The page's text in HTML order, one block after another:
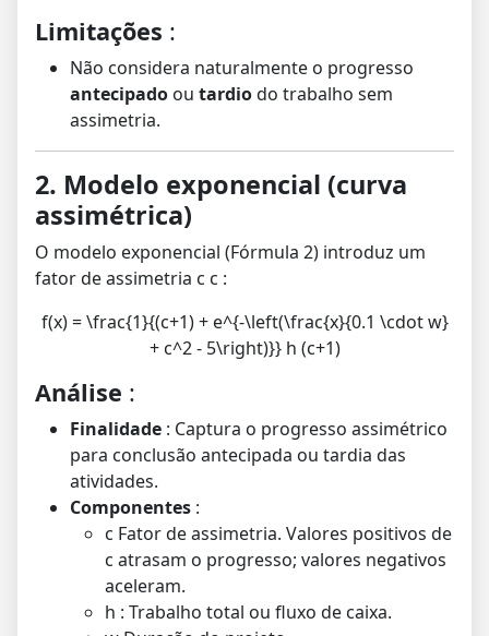
Limitações :
Não considera naturalmente o progresso
antecipado ou tardiodo trabalho sem
assimetria.
2. Modelo exponencial (curva
assimétrica)
O modelo exponencial (Fórmula 2) introduz um
fator de assimetria c c :
f(x) = \frac{1}{(c+1) + e^{-\left(\frac{x}{0.1 \cdot w}
+ c^2 - 5\right)}} h (c+1)
Análise :
Finalidade : Captura o progresso assimétrico
para conclusão antecipada ou tardia das
atividades.
Componentes :
c Fator de assimetria. Valores positivos de
c atrasam o progresso; valores negativos
aceleram.
h : Trabalho total ou fluxo de caixa.